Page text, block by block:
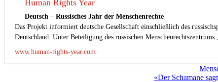
Human Rights Year
Deutsch – Russisches Jahr der Menschenrechte
Das Projekt informiert deutsche Gesellschaft einschließlich des
Deutschland. Unter Beteiligung des russischen
www.human-rights-year.com
«Der Schamane